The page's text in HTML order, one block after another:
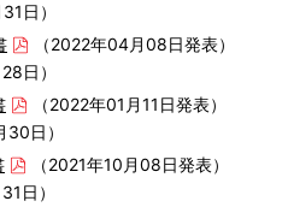
日）
（2022年04月08日発表）
日）
（2022年01月11日発表）
30日）
（2021年10月08日発表）
日）